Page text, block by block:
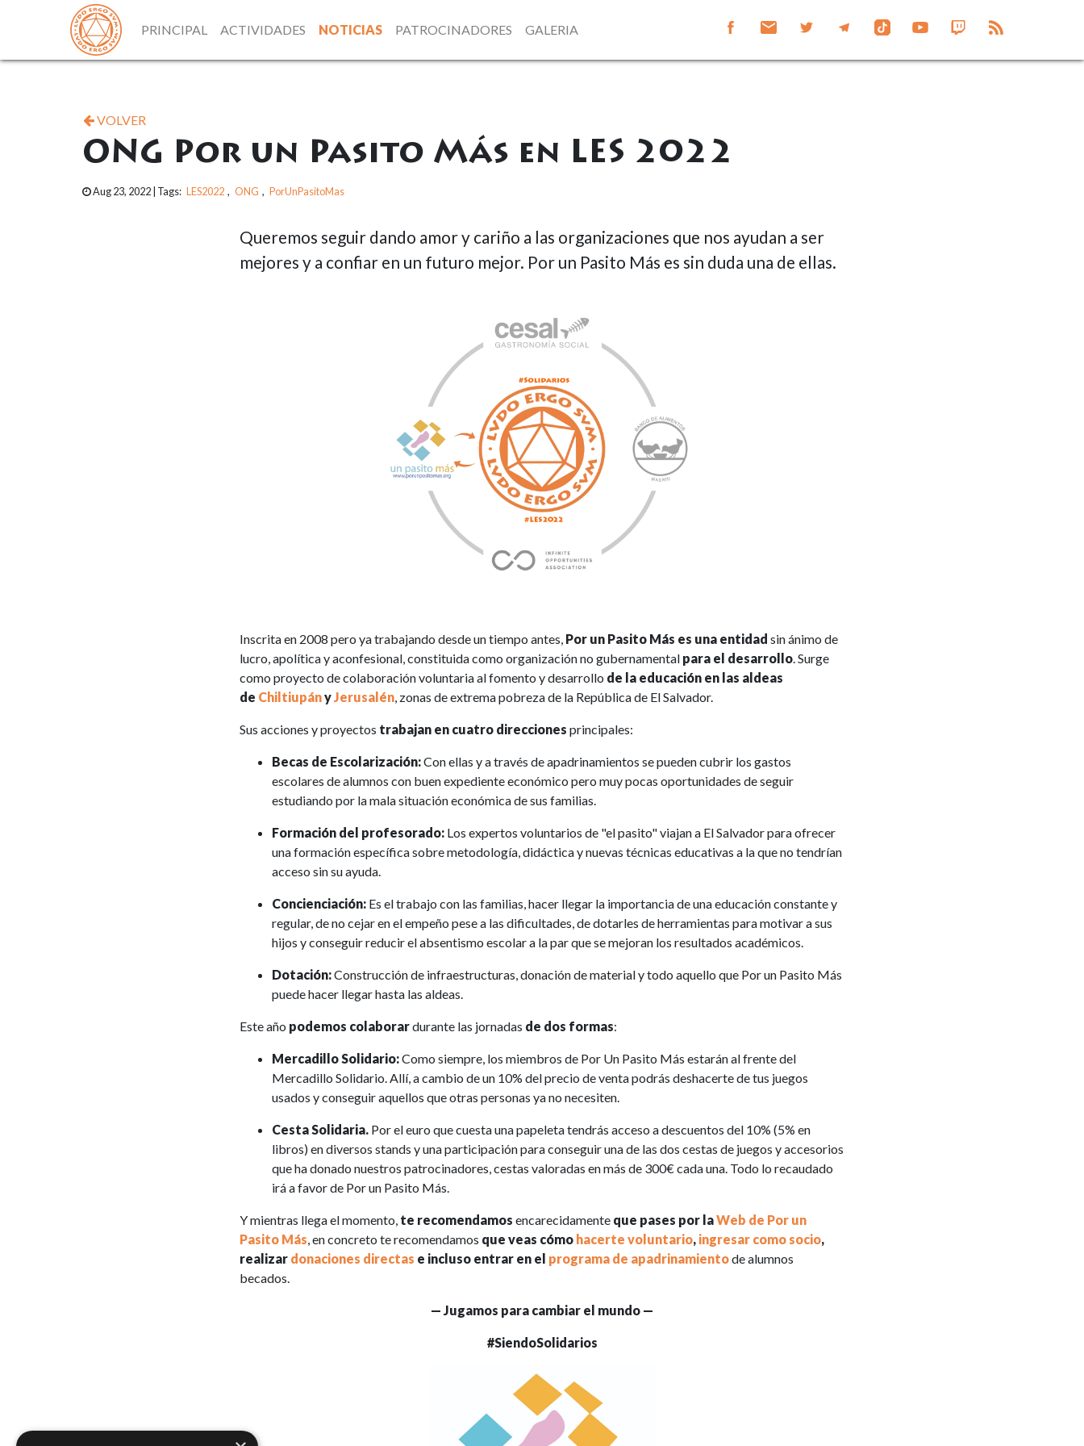
PRINCIPAL ACTIVIDADES NOTICIAS PATROCINADORES GALERIA
VOLVER
ONG Por un Pasito Más en LES 2022
Aug 23, 2022 | Tags: LES2022 , ONG , PorUnPasitoMas
Queremos seguir dando amor y cariño a las organizaciones que nos ayudan a ser
mejores y a confiar en un futuro mejor. Por un Pasito Más es sin duda una de ellas.
Inscrita en 2008 pero ya trabajando desde un tiempo antes, Por un Pasito Más es una entidad sin ánimo de
lucro, apolítica y aconfesional, constituida como organización no gubernamental para el desarrollo. Surge
como proyecto de colaboración voluntaria al fomento y desarrollo de la educación en las aldeas
de ChiltiupányJerusalén, zonas de extrema pobreza de la República de El Salvador.
Sus acciones y proyectos trabajan en cuatro direcciones principales:
Becas de Escolarización:Con ellas y a través de apadrinamientos se pueden cubrir los gastos
escolares de alumnos con buen expediente económico pero muy pocas oportunidades de seguir
estudiando por la mala situación económica de sus familias.
Formación del profesorado: Los expertos voluntarios de "el pasito" viajan a El Salvador para ofrecer
una formación específica sobre metodología,didácticay nuevas técnicas educativas a la que no tendrían
acceso sin su ayuda.
Concienciación: Es el trabajo con las familias, hacer llegar la importancia de una educación constante y
regular, de no cejar en el empeño pese a las dificultades, de dotarles de herramientas para motivar a sus
hijos y conseguir reducir el absentismo escolar a la par que se mejoran los resultados académicos.
Dotación:Construcción de infraestructuras, donación de material y todo aquello que Por un Pasito Más
puede hacer llegar hasta las aldeas.
Este año podemos colaborardurante las jornadas de dos formas:
Mercadillo Solidario:Como siempre, los miembros de Por Un Pasito Más estarán al frente del
Mercadillo Solidario. Allí, a cambio de un 10% del precio de venta podrás deshacerte de tus juegos
usados y conseguir aquellos que otras personas ya no necesiten.
Cesta Solidaria. Por el euro que cuesta una papeleta tendrás acceso a descuentos del 10% (5% en
libros) en diversos stands y una participación para conseguir una de las dos cestas de juegos y accesorios
que ha donado nuestros patrocinadores, cestas valoradas en más de 300€ cada una. Todo lo recaudado
irá a favor de Por un Pasito Más.
Y mientras llega el momento, te recomendamos encarecidamente que pases por laWeb de Por un
Pasito Más, en concreto te recomendamos que veas cómo hacerte voluntario, ingresar como socio,
realizar donaciones directas e incluso entrar en el programa de apadrinamientode alumnos
becados.
— Jugamos para cambiar el mundo —
#SiendoSolidarios